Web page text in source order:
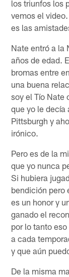
los triunfos los
vemos el
es las
Nate entró a la
años de edad.
bromas entre
una buena
soy el Tío Nate
que yo le decía
Pittsburgh y
irónico.
Pero es de la
que yo nunca
Si hubiera
bendición pero
es un honor y
ganado el
por lo tanto
a cada
y que aún
De la misma